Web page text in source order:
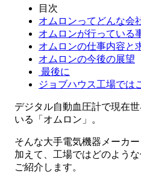
目次
オムロンってどんな会
オムロンが行っている
オムロンの仕事内容と
オムロンの今後の展望
最後に
ジョブハウス工場では
デジタル自動血圧計で現在
いる「オムロン」。
そんな大手電気機器メーカ
加えて、工場ではどのよう
ご紹介します。